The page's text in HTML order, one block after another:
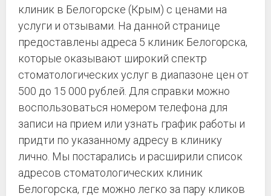
клиник в Белогорске (Крым) с ценами на
услуги и отзывами. На данной странице
предоставлены адреса 5 клиник Белогорска,
которые оказывают широкий спектр
стоматологических услуг в диапазоне цен от
500 до 15 000 рублей. Для справки можно
воспользоваться номером телефона для
записи на прием или узнать график работы и
придти по указанному адресу в клинику
лично. Мы постарались и расширили список
адресов стоматологических клиник
Белогорска, где можно легко за пару кликов